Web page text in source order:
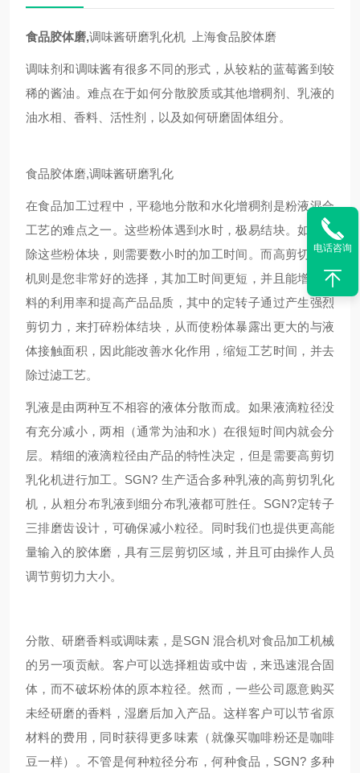
食品胶体磨,调味酱研磨乳化机 上海食品胶体磨
调味剂和调味酱有很多不同的形式，从较粘的蓝莓酱到较
稀的酱油。难点在于如何分散胶质或其他增稠剂、乳液的
油水相、香料、活性剂，以及如何研磨固体组分。
食品胶体磨,调味酱研磨乳化
在食品加工过程中，平稳地分散和水化增稠剂是粉液混合
工艺的难点之一。这些粉体遇到水时，极易结块。如需去
除这些粉体块，则需要数小时的加工时间。而高剪切分散
机则是您非常好的选择，其加工时间更短，并且能增加原
料的利用率和提高产品品质，其中的定转子通过产生强烈
剪切力，来打碎粉体结块，从而使粉体暴露出更大的与液
体接触面积，因此能改善水化作用，缩短工艺时间，并去
除过滤工艺。
乳液是由两种互不相容的液体分散而成。如果液滴粒径没
有充分减小，两相（通常为油和水）在很短时间内就会分
层。精细的液滴粒径由产品的特性决定，但是需要高剪切
乳化机进行加工。 SGN? 生产适合多种乳液的高剪切乳化
机，从粗分布乳液到细分布乳液都可胜任。 SGN?定转子
三排磨齿设计，可确保减小粒径。同时我们也提供更高能
量输入的胶体磨，具有三层剪切区域，并且可由操作人员
调节剪切力大小。
分散、研磨香料或调味素，是SGN 混合机对食品加工机械
的另一项贡献。客户可以选择粗齿或中齿，来迅速混合固
体， 而不破坏粉体的原本粒径。然而，一些公司愿意购买
未经研磨的香料，湿磨后加入产品。这样客户可以节省原
材料的费用，同时获得更多味素（就像买咖啡粉还是咖啡
豆一样）。不管是何种粒径分布，何种食品 ， SGN? 多种
电话咨询